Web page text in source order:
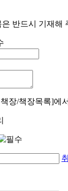
은 반드시 기재해
장/책장목록]에